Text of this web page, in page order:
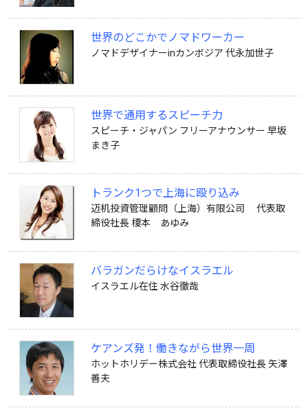
世界のどこかでノマドワーカー
ノマドデザイナーinカンボジア 代永加世子
世界で通用するスピーチ力
スピーチ・ジャパン フリーアナウンサー 早坂
まき子
トランク1つで上海に殴り込み
迈机投資管理顧問（上海）有限公司 代表取
締役社長 榎本 あゆみ
バラガンだらけなイスラエル
イスラエル在住 水谷徹哉
ケアンズ発！働きながら世界一周
ホットホリデー株式会社 代表取締役社長 矢澤
善夫